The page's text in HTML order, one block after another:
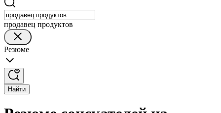
продавец продуктов
Резюме
Найти